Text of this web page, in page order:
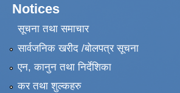
Notices
सूचना तथा समाचार
सार्वजनिक खरीद /बोलपत्र सूचना
एन, कानुन तथा निर्देशिका
कर तथा शुल्कहरु